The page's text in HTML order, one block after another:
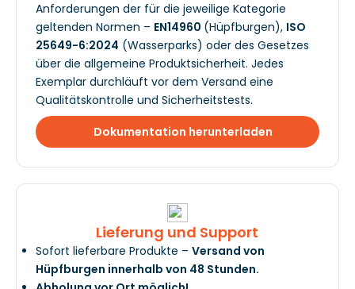
Anforderungen der für die jeweilige Kategorie
geltenden Normen – EN14960 (Hüpfburgen), ISO
25649-6:2024 (Wasserparks) oder des Gesetzes
über die allgemeine Produktsicherheit. Jedes
Exemplar durchläuft vor dem Versand eine
Qualitätskontrolle und Sicherheitstests.
Dokumentation herunterladen
Lieferung und Support
Sofort lieferbare Produkte – Versand von
Hüpfburgen innerhalb von 48 Stunden.